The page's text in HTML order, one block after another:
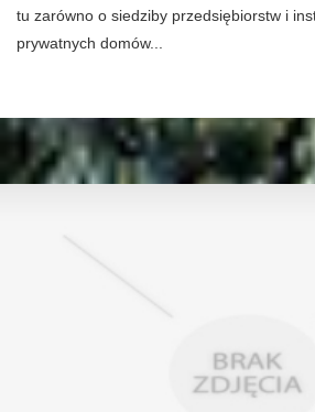
tu zarówno o siedziby przedsiębiorstw i
prywatnych domów...